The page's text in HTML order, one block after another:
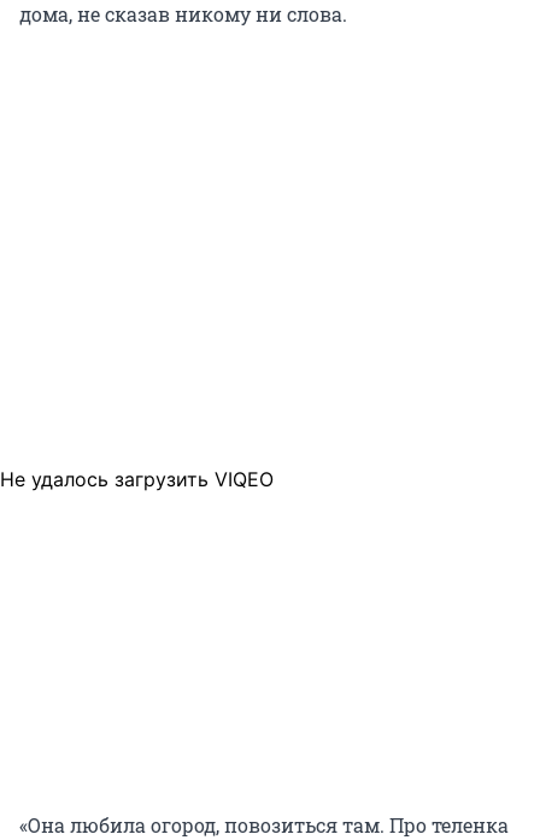
дома, не сказав никому ни слова.
Не удалось загрузить VIQEO
«Она любила огород, повозиться там. Про теленка